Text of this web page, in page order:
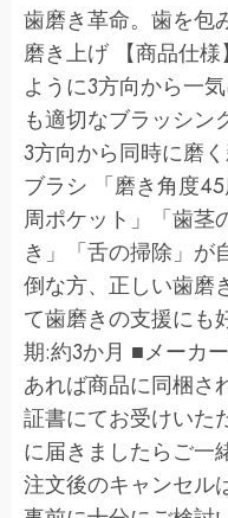
歯磨き革命。歯を包
磨き上げ 【商品仕
ように3方向から一
も適切なブラッシン
3方向から同時に磨
ブラシ 「磨き角度
周ポケット」「歯茎
き」「舌の掃除」が
倒な方、正しい歯磨
て歯磨きの支援にも
期:約3か月 ■メーカ
あれば商品に同梱さ
証書にてお受けいた
に届きましたらご一
注文後のキャンセル